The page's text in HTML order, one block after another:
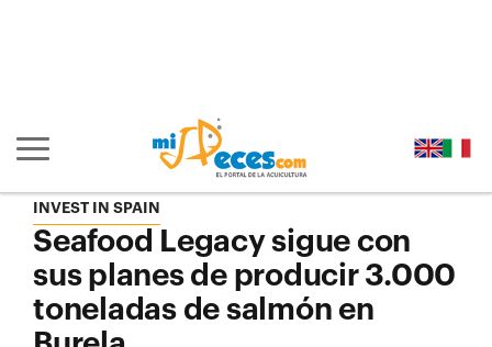
Mostrar/ocultar navegación principal
INVEST IN SPAIN
Seafood Legacy sigue con
sus planes de producir 3.000
toneladas de salmón en